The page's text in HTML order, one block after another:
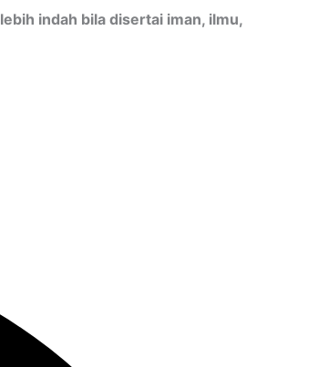
lebih indah bila disertai iman, ilmu,